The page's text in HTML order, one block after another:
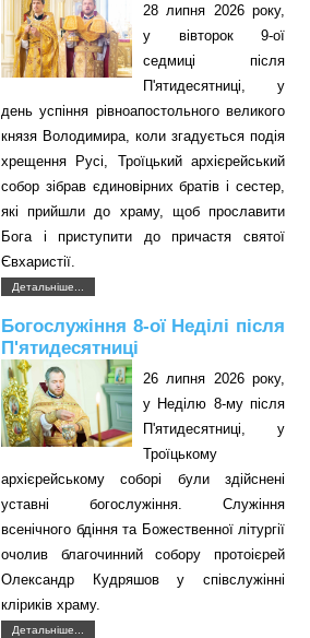
28 липня 2026 року,
у вівторок 9-ої
седмиці після
П'ятидесятниці, у
день успіння рівноапостольного великого
князя Володимира, коли згадується подія
хрещення Русі, Троїцький архієрейський
собор зібрав єдиновірних братів і сестер,
які прийшли до храму, щоб прославити
Бога і приступити до причастя святої
Євхаристії.
Детальніше...
Богослужіння 8-ої Неділі після
П'ятидесятниці
26 липня 2026 року,
у Неділю 8-му після
П'ятидесятниці, у
Троїцькому
архієрейському соборі були здійснені
уставні богослужіння. Служіння
всенічного бдіння та Божественної літургії
очолив благочинний собору протоієрей
Олександр Кудряшов у співслужінні
кліриків храму.
Детальніше...